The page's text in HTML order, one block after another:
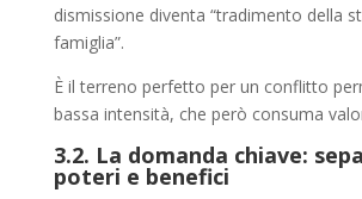
dismissione diventa “tradimento della
famiglia”.
È il terreno perfetto per un conflitto
bassa intensità, che però consuma
3.2. La domanda chiave:
poteri e benefici